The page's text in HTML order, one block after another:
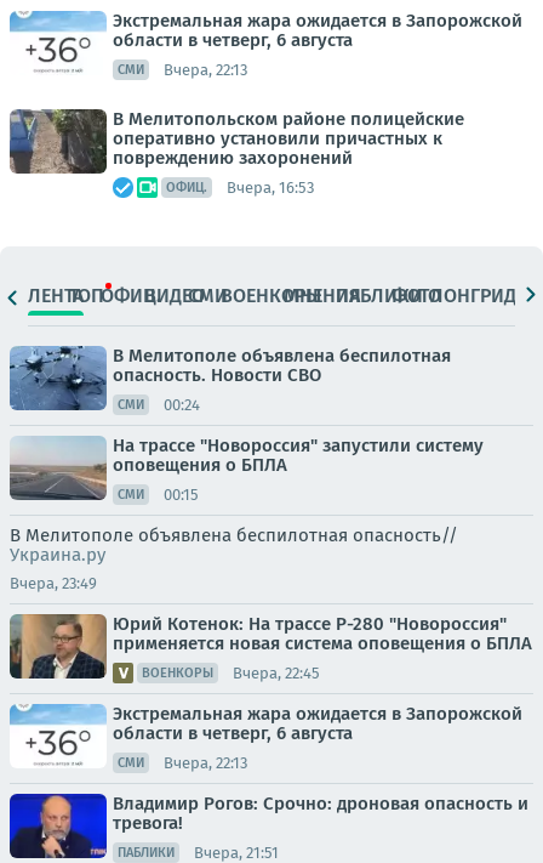
Экстремальная жара ожидается в Запорожской
области в четверг, 6 августа
СМИ Вчера, 22:13
В Мелитопольском районе полицейские
оперативно установили причастных к
повреждению захоронений
ОФИЦ. Вчера, 16:53
ЛЕНТАТОПОФИЦ.ВИДЕОСМИВОЕНКОРЫМНЕНИЯПАБЛИКИ
ФОТОЛОНГРИДЫ
В Мелитополе объявлена беспилотная
опасность. Новости СВО
СМИ 00:24
На трассе "Новороссия" запустили систему
оповещения о БПЛА
СМИ 00:15
В Мелитополе объявлена беспилотная опасность//
Украина.ру
Вчера, 23:49
Юрий Котенок: На трассе Р-280 "Новороссия"
применяется новая система оповещения о БПЛА
ВОЕНКОРЫ Вчера, 22:45
Экстремальная жара ожидается в Запорожской
области в четверг, 6 августа
СМИ Вчера, 22:13
Владимир Рогов: Срочно: дроновая опасность и
тревога!
ПАБЛИКИ Вчера, 21:51